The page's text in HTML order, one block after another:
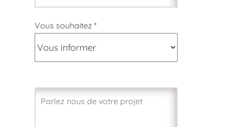
Vous souhaitez *